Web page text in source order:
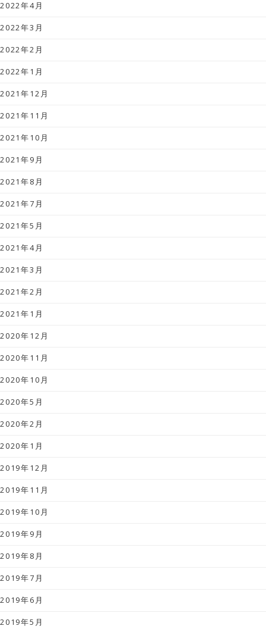
2022年4月
2022年3月
2022年2月
2022年1月
2021年12月
2021年11月
2021年10月
2021年9月
2021年8月
2021年7月
2021年5月
2021年4月
2021年3月
2021年2月
2021年1月
2020年12月
2020年11月
2020年10月
2020年5月
2020年2月
2020年1月
2019年12月
2019年11月
2019年10月
2019年9月
2019年8月
2019年7月
2019年6月
2019年5月